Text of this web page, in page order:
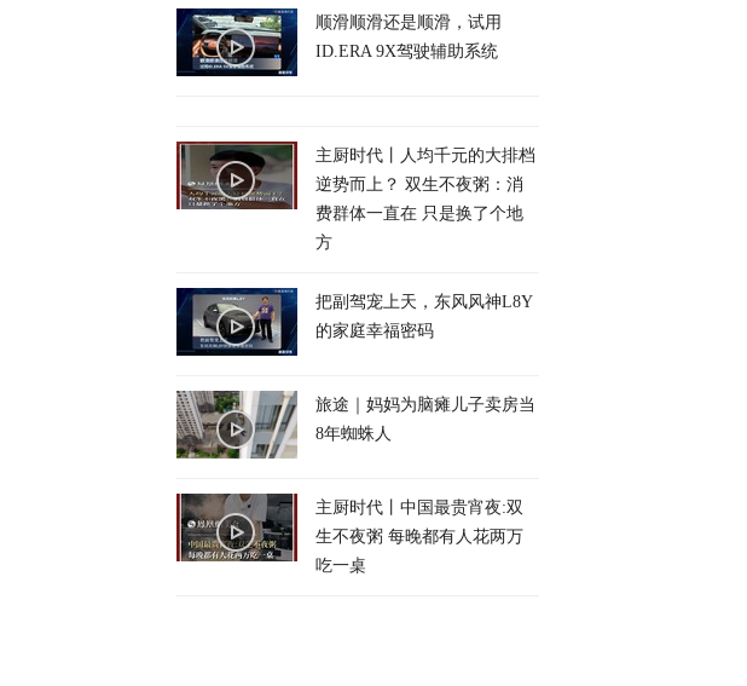
顺滑顺滑还是顺滑，试用
ID.ERA 9X驾驶辅助系统
主厨时代丨人均千元的大排档
逆势而上？ 双生不夜粥：消
费群体一直在 只是换了个地
方
把副驾宠上天，东风风神L8Y
的家庭幸福密码
旅途｜妈妈为脑瘫儿子卖房当
8年蜘蛛人
主厨时代丨中国最贵宵夜:双
生不夜粥 每晚都有人花两万
吃一桌